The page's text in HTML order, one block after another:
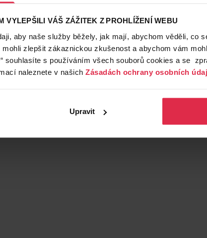
VYLEPŠILI VÁŠ ZÁŽITEK Z PROHLÍŽENÍ WEBU
aby naše služby běžely, jak mají, abychom věděli, co
zlepšit zákaznickou zkušenost a abychom vám
souhlasíte s používáním všech souborů cookies a se
naleznete v našich Zásadách ochrany osobních
Upravit